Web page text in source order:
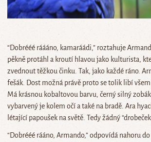
“Dobrééé ráááno, kamaráádi,” roztahuje
pěkně protáhl a kroutí hlavou jako kulturista,
zvednout těžkou činku. Tak, jako každé ráno.
fešák. Dost možná právě proto se tolik libí
Má krásnou kobaltovou barvu, černý silný
vybarvený je kolem očí a také na bradě. Ara
létající papoušek na světě. Tedy žádný
“Dobrééé rááno, Armando,” odpovídá nahoru